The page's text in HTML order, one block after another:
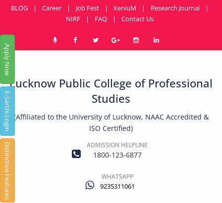
Apply Now
E-Sarthi Login
Distinctive Features
BLOG | Career | Job Fest | XeniuM | Research Journal
|
NIRF
| FAQ | Contact Us
Lucknow Public College of Professional
Studies
(Affiliated to the University of Lucknow, NAAC Accredited &
ISO Certified)
ADMISSION HELPLINE
1800-123-6877
WHATSAPP
9235311061